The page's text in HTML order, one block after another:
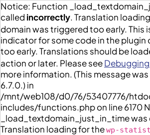
Notice: Function
called incorrectly. Translation
domain was triggered too early. This
indicator for some code in the plugin
too early. Translations should be
action or later. Please see
more information. (This message
6.7.0.) in
/mnt/web108/d0/76/53407776/
includes/functions.php on line 6170
_load_textdomain_just_in_time was
Translation loading for thewp-